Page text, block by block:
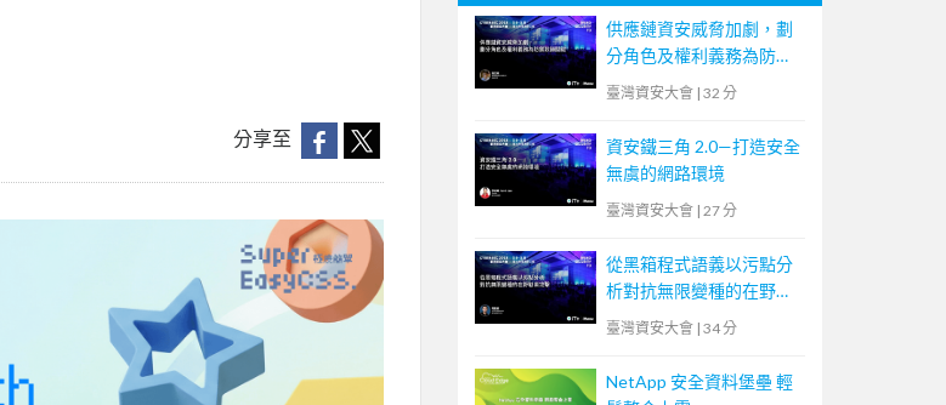
分享至
供應鏈資安威脅加劇，劃
分角色及權利義務為防禦
致勝關鍵
臺灣資安大會 | 32 分
資安鐵三角 2.0—打造安全
無虞的網路環境
臺灣資安大會 | 27 分
從黑箱程式語義以污點分
析對抗無限變種的在野勒
索攻擊
臺灣資安大會 | 34 分
NetApp 安全資料堡壘 輕